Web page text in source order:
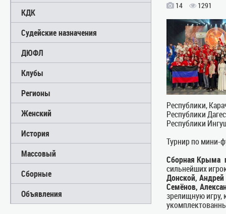
КДК
Судейские назначения
ДЮФЛ
Клубы
Регионы
Женский
История
Массовый
Сборные
Объявления
14 1291
Республики,
Республики
Республики
Турнир по мини-
Сборная Крыма
сильнейших
Донской,
Семёнов,
зрелищную игру,